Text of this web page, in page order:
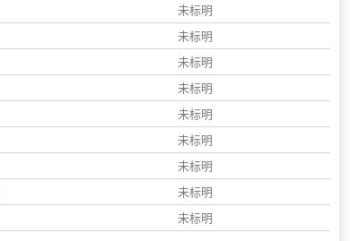
未标明
未标明
未标明
未标明
未标明
未标明
未标明
未标明
未标明